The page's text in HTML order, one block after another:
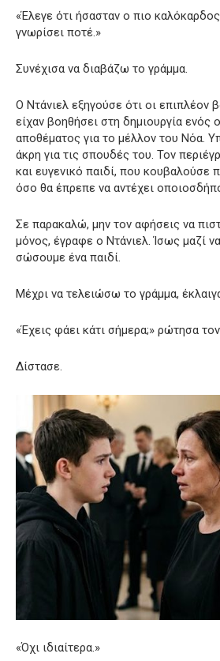
«Έλεγε ότι ήσασταν ο πιο
γνωρίσει ποτέ.»
Συνέχισα να διαβάζω το γράμμα.
Ο Ντάνιελ εξηγούσε ότι οι επιπλέον
είχαν βοηθήσει στη δημιουργία ενός
αποθέματος για το μέλλον του Νόα.
άκρη για τις σπουδές του. Τον
και ευγενικό παιδί, που κουβαλούσε
όσο θα έπρεπε να αντέχει
Σε παρακαλώ, μην τον αφήσεις να
μόνος, έγραφε ο Ντάνιελ. Ίσως μαζί
σώσουμε ένα παιδί.
Μέχρι να τελειώσω το γράμμα,
«Έχεις φάει κάτι σήμερα;» ρώτησα
Δίστασε.
«Όχι ιδιαίτερα.»